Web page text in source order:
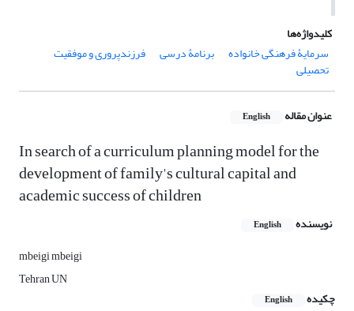
کلیدواژه‌ها
سرمایۀ فرهنگی خانواده
برنامۀ درسی فرزندپروری و موفقیت
تحصیلی
عنوان مقاله English
In search of a curriculum planning model for the
development of family's cultural capital and
academic success of children
نویسنده English
mbeigi mbeigi
Tehran UN
چکیده
English